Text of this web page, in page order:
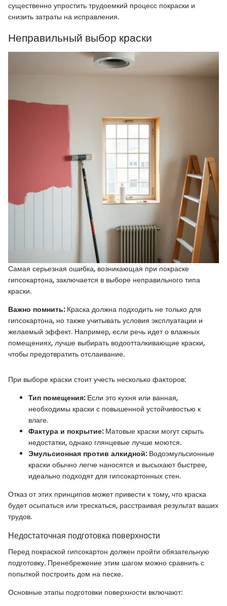
существенно упростить трудоемкий процесс покраски и
снизить затраты на исправления.
Неправильный выбор краски
Самая серьезная ошибка, возникающая при покраске
гипсокартона, заключается в выборе неправильного типа
краски.
Важно помнить:Краска должна подходить не только для
гипсокартона, но также учитывать условия эксплуатации и
желаемый эффект. Например, если речь идет о влажных
помещениях, лучше выбирать водоотталкивающие краски,
чтобы предотвратить отслаивание.
При выборе краски стоит учесть несколько факторов:
Тип помещения:Если это кухня или ванная,
необходимы краски с повышенной устойчивостью к
влаге.
Фактура и покрытие:Матовые краски могут скрыть
недостатки, однако глянцевые лучше моются.
Эмульсионная против алкидной:Водоэмульсионные
краски обычно легче наносятся и высыхают быстрее,
идеально подходят для гипсокартонных стен.
Отказ от этих принципов может привести к тому, что краска
будет осыпаться или трескаться, расстраивая результат ваших
трудов.
Недостаточная подготовка поверхности
Перед покраской гипсокартон должен пройти обязательную
подготовку. Пренебрежение этим шагом можно сравнить с
попыткой построить дом на песке.
Основные этапы подготовки поверхности включают: